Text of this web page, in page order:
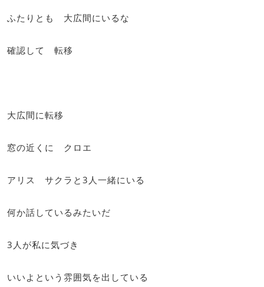
ふたりとも 大広間にいるな
確認して 転移
大広間に転移
窓の近くに クロエ
アリス サクラと3人一緒にいる
何か話しているみたいだ
3人が私に気づき
いいよという雰囲気を出している